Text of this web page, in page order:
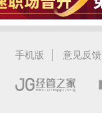
手机版 | 意见反馈